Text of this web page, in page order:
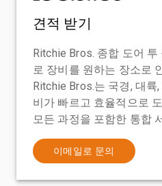
견적 받기
Ritchie Bros. 종합 도어
로 장비를 원하는 장소로
Ritchie Bros.는 국경, 대
비가 빠르고 효율적으로
모든 과정을 포함한 통합
이메일로 문의